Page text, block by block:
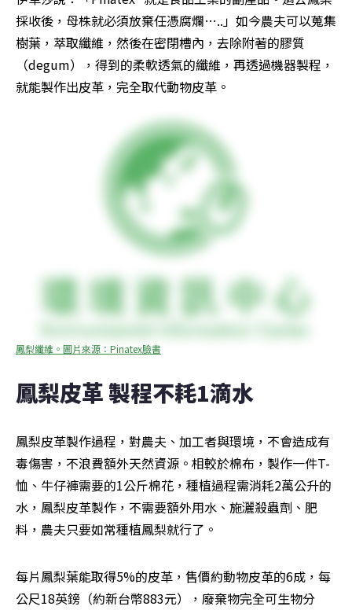
採收後，母株就必須放棄任憑腐爛…..」如今農夫可以蒐集
樹葉，萃取纖維，然後在密閉槽內，去除附著的膠質
（degum），得到的柔軟透氣的纖維，再透過機器製程，
就能製作出皮革，完全取代動物皮革。
鳳梨纖維。圖片來源：Pinatex臉書
鳳梨皮革 製程不耗1滴水
鳳梨皮革製作過程，對農夫、加工者與環境，不會造成有
毒傷害，不浪費額外天然資源。相較於棉布，製作一件T-
恤、牛仔褲需要的1公斤棉花，種植過程需消耗2萬公升的
水，鳳梨皮革製作，不需要額外用水、施灑殺蟲劑、肥
料，農夫只要如常種植鳳梨就行了。
每片鳳梨葉能取得5%的皮革，售價約動物皮革的6成，每
公尺18英鎊（約新台幣883元），廢棄物完全可生物分